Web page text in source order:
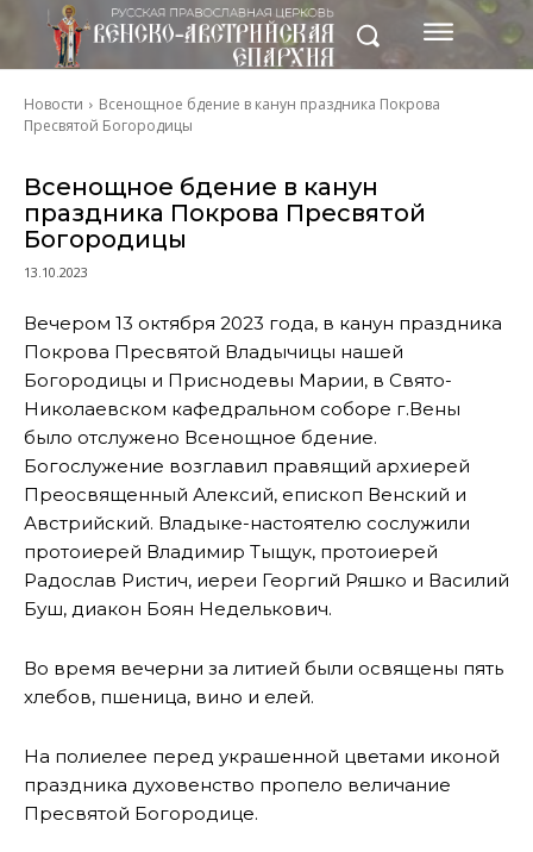
Новости
Всенощное бдение в канун праздника Покрова
Пресвятой Богородицы
Всенощное бдение в канун
праздника Покрова Пресвятой
Богородицы
13.10.2023
Вечером 13 октября 2023 года, в канун праздника
Покрова Пресвятой Владычицы нашей
Богородицы и Приснодевы Марии, в Свято-
Николаевском кафедральном соборе г.Вены
было отслужено Всенощное бдение.
Богослужение возглавил правящий архиерей
Преосвященный Алексий, епископ Венский и
Австрийский. Владыке-настоятелю сослужили
протоиерей Владимир Тыщук, протоиерей
Радослав Ристич, иереи Георгий Ряшко и Василий
Буш, диакон Боян Неделькович.
Во время вечерни за литией были освящены пять
хлебов, пшеница, вино и елей.
На полиелее перед украшенной цветами иконой
праздника духовенство пропело величание
Пресвятой Богородице.